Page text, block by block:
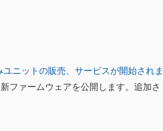
ニットの販売、サービスが開始されま
ファームウェアを公開します。追加さ